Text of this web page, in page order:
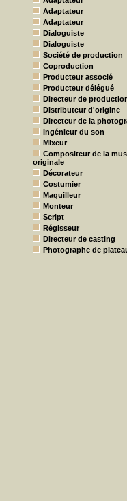
Adaptateur
Adaptateur
Dialoguiste
Dialoguiste
Société de production
Coproduction
Producteur associé
Producteur délégué
Directeur de
Distributeur d'origine
Directeur de la
Ingénieur du son
Mixeur
Compositeur de la
originale
Décorateur
Costumier
Maquilleur
Monteur
Script
Régisseur
Directeur de casting
Photographe de